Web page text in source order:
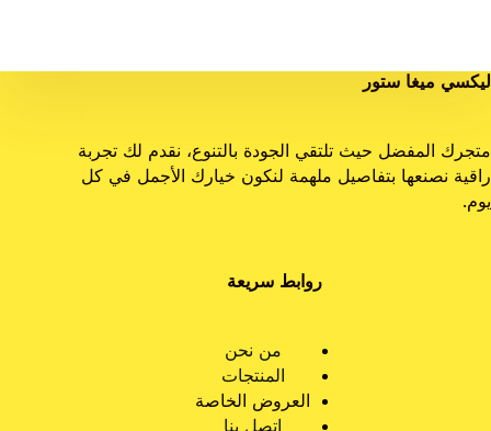
ليكسي ميغا ستور
متجرك المفضل حيث تلتقي الجودة بالتنوع، نقدم لك تجربة
راقية نصنعها بتفاصيل ملهمة لنكون خيارك الأجمل في كل
يوم.
روابط سريعة
من نحن
المنتجات
العروض الخاصة